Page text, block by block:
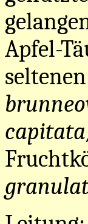
Apfel-